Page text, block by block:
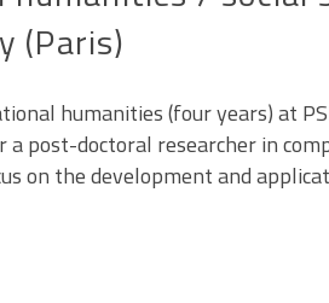
(Paris)
humanities (four years) at
post-doctoral researcher in
on the development and